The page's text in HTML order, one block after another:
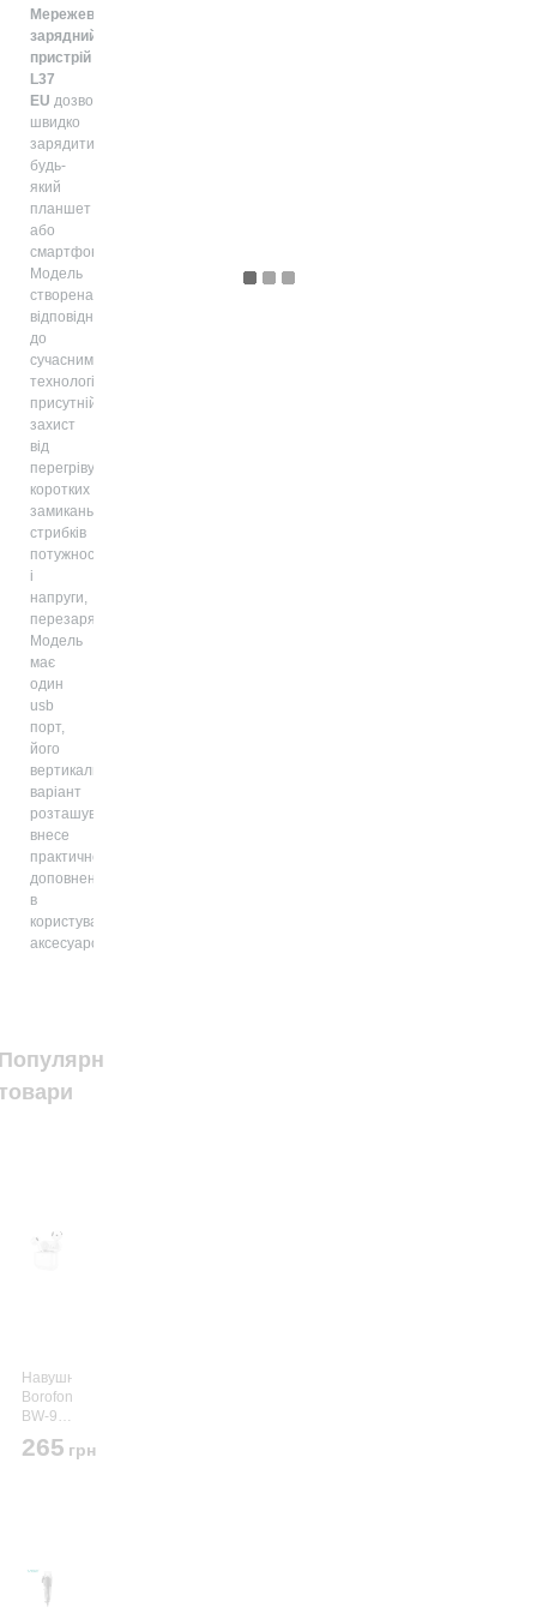
Мережевий
зарядний
пристрій XO-
L37
EU дозволить
швидко
зарядити
будь-
який
планшет
або
смартфон.
Модель
створена
відповідно
до
сучасними
технологіями,
присутній
захист
від
перегріву,
коротких
замикань,
стрибків
потужності
і
напруги,
перезарядження.
Модель
має
один
usb
порт,
його
вертикальний
варіант
розташування
внесе
практичне
доповнення
в
користування
аксесуаром.
Навушники
Borofone
BW-94
White
265 грн